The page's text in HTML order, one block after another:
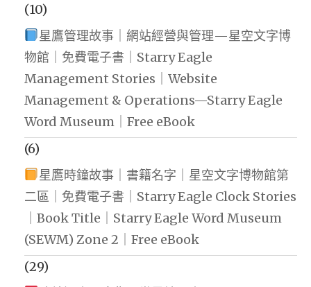
(10)
星鷹管理故事｜網站經營與管理—星空文字博
物館｜免費電子書｜Starry Eagle
Management Stories｜Website
Management & Operations—Starry Eagle
Word Museum｜Free eBook
(6)
星鷹時鐘故事｜書籍名字｜星空文字博物館第
二區｜免費電子書｜Starry Eagle Clock Stories
｜Book Title｜Starry Eagle Word Museum
(SEWM) Zone 2｜Free eBook
(29)